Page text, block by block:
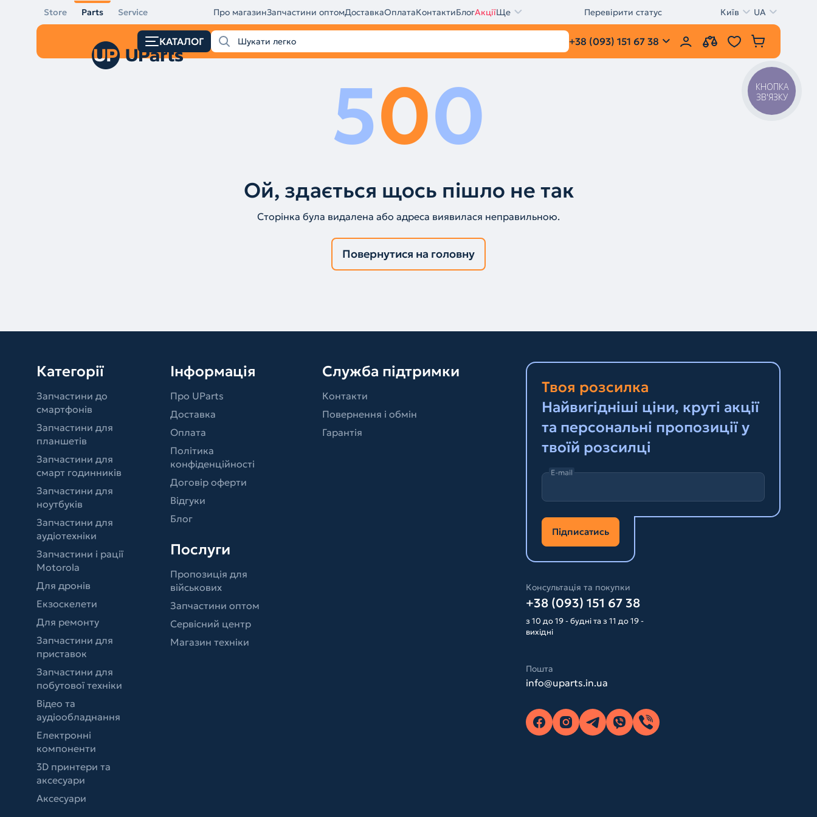
Store Parts Service Про магазинЗапчастини оптомДоставкаОплатаКонтактиБлогАкціїЩе Перевірити статус Київ UA
КАТАЛОГ +38 (093) 151 67 38
500
Ой, здається щось пішло не так
Сторінка була видалена або адреса виявилася неправильною.
Повернутися на головну
Категорії
Запчастини до
смартфонів
Запчастини для
планшетів
Запчастини для
смарт годинників
Запчастини для
ноутбуків
Запчастини для
аудіотехніки
Запчастини і рації
Motorola
Для дронів
Екзоскелети
Для ремонту
Запчастини для
приставок
Запчастини для
побутової техніки
Відео та
аудіообладнання
Електронні
компоненти
3D принтери та
аксесуари
Аксесуари
Інформація
Про UParts
Доставка
Оплата
Політика
конфіденційності
Договір оферти
Відгуки
Блог
Послуги
Пропозиція для
військових
Запчастини оптом
Сервісний центр
Магазин техніки
Служба підтримки
Контакти
Повернення і обмін
Гарантія
Твоя розсилка
Найвигідніші ціни, круті акції
та персональні пропозиції у
твоїй розсилці
E-mail
Підписатись
Консультація та покупки
+38 (093) 151 67 38
з 10 до 19 - будні та з 11 до 19 -
вихідні
Пошта
info@uparts.in.ua
КНОПКА
ЗВ'ЯЗКУ